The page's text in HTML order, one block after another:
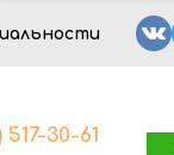
517-30-61